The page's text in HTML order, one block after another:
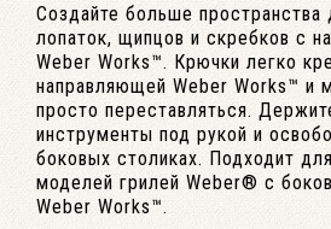
Создайте больше пространства
лопаток, щипцов и скребков с
Weber Works™. Крючки легко
направляющей Weber Works™ и
просто переставляться.
инструменты под рукой и
боковых столиках. Подходит
моделей грилей Weber® с
Weber Works™.